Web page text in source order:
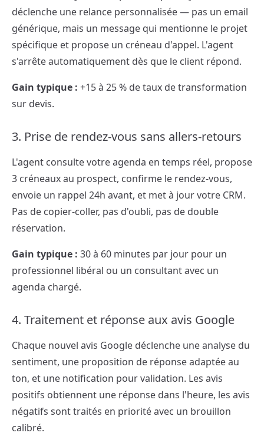
déclenche une relance personnalisée — pas un email
générique, mais un message qui mentionne le projet
spécifique et propose un créneau d'appel. L'agent
s'arrête automatiquement dès que le client répond.
Gain typique : +15 à 25 % de taux de transformation
sur devis.
3. Prise de rendez-vous sans allers-retours
L'agent consulte votre agenda en temps réel, propose
3 créneaux au prospect, confirme le rendez-vous,
envoie un rappel 24h avant, et met à jour votre CRM.
Pas de copier-coller, pas d'oubli, pas de double
réservation.
Gain typique : 30 à 60 minutes par jour pour un
professionnel libéral ou un consultant avec un
agenda chargé.
4. Traitement et réponse aux avis Google
Chaque nouvel avis Google déclenche une analyse du
sentiment, une proposition de réponse adaptée au
ton, et une notification pour validation. Les avis
positifs obtiennent une réponse dans l'heure, les avis
négatifs sont traités en priorité avec un brouillon
calibré.